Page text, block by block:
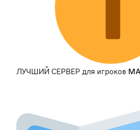
ЛУЧШИЙ СЕРВЕР для игроков